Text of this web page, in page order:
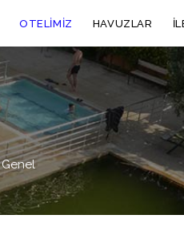
OTELIMIZ HAVUZLAR
Genel